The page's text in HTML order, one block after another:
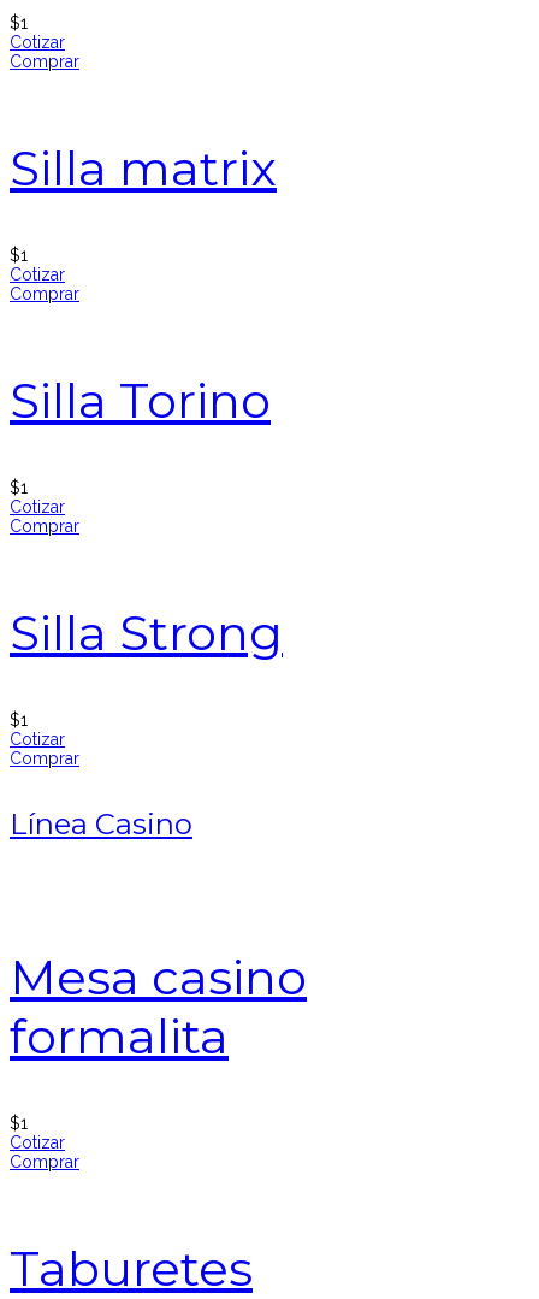
$1
Cotizar
Comprar
Silla matrix
$1
Cotizar
Comprar
Silla Torino
$1
Cotizar
Comprar
Silla Strong
$1
Cotizar
Comprar
Línea Casino
Mesa casino
formalita
$1
Cotizar
Comprar
Taburetes